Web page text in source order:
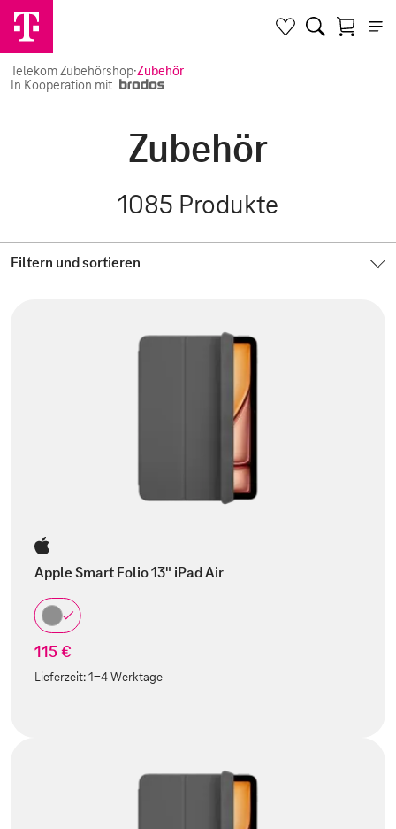
Telekom Zubehörshop·Zubehör
In Kooperation mit
Zubehör
1085 Produkte
Filtern und sortieren
Apple Smart Folio 13" iPad Air
115 €
Lieferzeit:1-4 Werktage